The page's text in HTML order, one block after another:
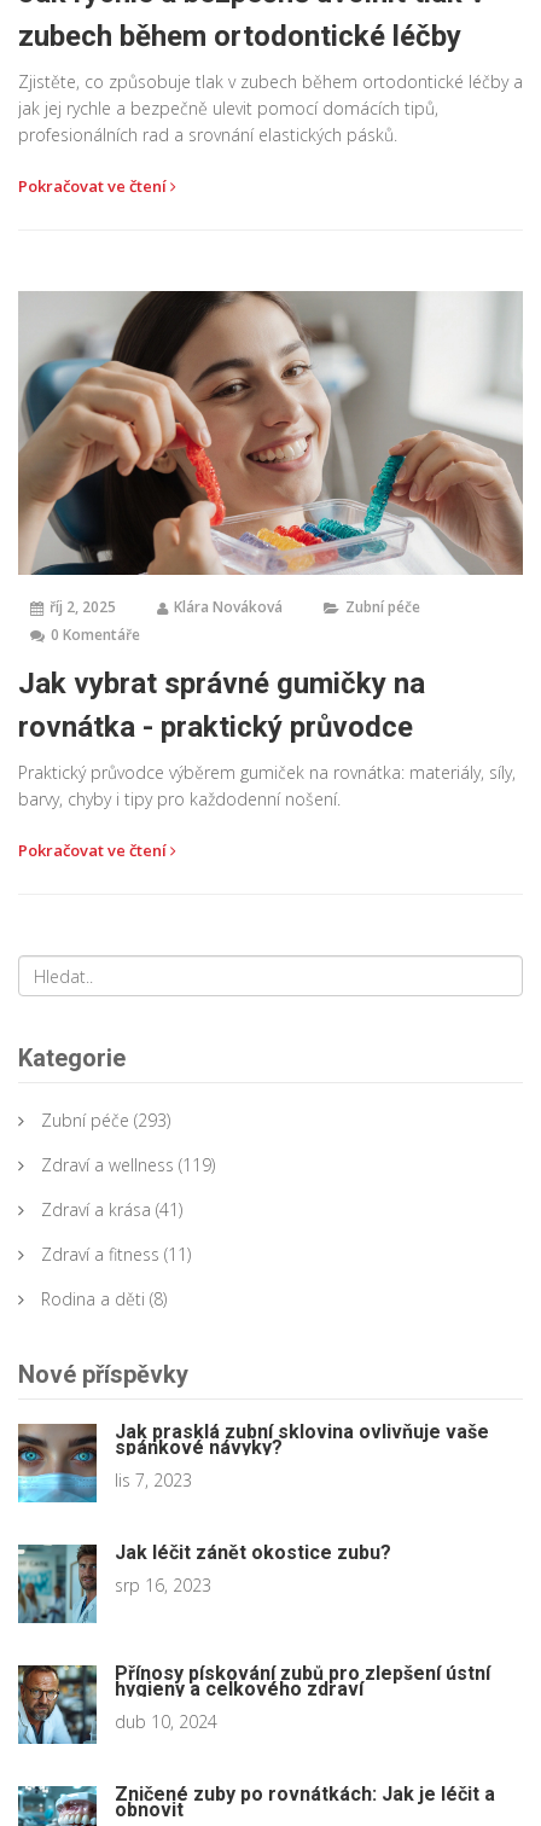
zubech během ortodontické léčby
Zjistěte, co způsobuje tlak v zubech během ortodontické léčby a
jak jej rychle a bezpečně ulevit pomocí domácích tipů,
profesionálních rad a srovnání elastických pásků.
Pokračovat ve čtení
říj 2, 2025 Klára Nováková
Zubní péče
0 Komentáře
Jak vybrat správné gumičky na
rovnátka - praktický průvodce
Praktický průvodce výběrem gumiček na rovnátka: materiály, síly,
barvy, chyby i tipy pro každodenní nošení.
Pokračovat ve čtení
Kategorie
Zubní péče (293)
Zdraví a wellness (119)
Zdraví a krása (41)
Zdraví a fitness (11)
Rodina a děti (8)
Nové příspěvky
Jak prasklá zubní sklovina ovlivňuje vaše
spánkové návyky?
lis 7, 2023
Jak léčit zánět okostice zubu?
srp 16, 2023
Přínosy pískování zubů pro zlepšení ústní
hygieny a celkového zdraví
dub 10, 2024
Zničené zuby po rovnátkách: Jak je léčit a
obnovit